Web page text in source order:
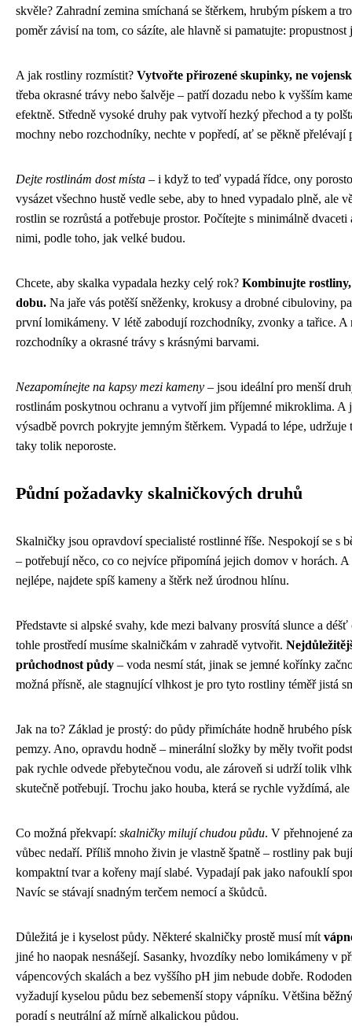
skvěle? Zahradní zemina smíchaná se štěrkem, hrubým pískem a
poměr závisí na tom, co sázíte, ale hlavně si pamatujte:
A jak rostliny rozmístit? Vytvořte přirozené skupinky, ne
třeba okrasné trávy nebo šalvěje – patří dozadu nebo k vyšším
efektně. Středně vysoké druhy pak vytvoří hezký přechod a ty
mochny nebo rozchodníky, nechte v popředí, ať se pěkně přelévají
Dejte rostlinám dost místa – i když to teď vypadá řídce, ony
vysázet všechno hustě vedle sebe, aby to hned vypadalo plně, ale
rostlin se rozrůstá a potřebuje prostor. Počítejte s minimálně
nimi, podle toho, jak velké budou.
Chcete, aby skalka vypadala hezky celý rok? Kombinujte
dobu. Na jaře vás potěší sněženky, krokusy a drobné cibuloviny,
první lomikámeny. V létě zabodují rozchodníky, zvonky a tařice. A
rozchodníky a okrasné trávy s krásnými barvami.
Nezapomínejte na kapsy mezi kameny – jsou ideální pro menší
rostlinám poskytnou ochranu a vytvoří jim příjemné mikroklima. A
výsadbě povrch pokryjte jemným štěrkem. Vypadá to lépe, udržuje
taky tolik neporoste.
Půdní požadavky skalničkových druhů
Skalničky jsou opravdoví specialisté rostlinné říše. Nespokojí se s
– potřebují něco, co co nejvíce připomíná jejich domov v horách. A
nejlépe, najdete spíš kameny a štěrk než úrodnou hlínu.
Představte si alpské svahy, kde mezi balvany prosvítá slunce a
tohle prostředí musíme skalničkám v zahradě vytvořit.
průchodnost půdy – voda nesmí stát, jinak se jemné kořínky
možná přísně, ale stagnující vlhkost je pro tyto rostliny téměř jistá
Jak na to? Základ je prostý: do půdy přimícháte hodně hrubého
pemzy. Ano, opravdu hodně – minerální složky by měly tvořit
pak rychle odvede přebytečnou vodu, ale zároveň si udrží tolik
skutečně potřebují. Trochu jako houba, která se rychle vyždímá,
Co možná překvapí: skalničky milují chudou půdu. V přehnojené
vůbec nedaří. Příliš mnoho živin je vlastně špatně – rostliny pak
kompaktní tvar a kořeny mají slabé. Vypadají pak jako nafouklí
Navíc se stávají snadným terčem nemocí a škůdců.
Důležitá je i kyselost půdy. Některé skalničky prostě musí mít
jiné ho naopak nesnášejí. Sasanky, hvozdíky nebo lomikámeny v
vápencových skalách a bez vyššího pH jim nebude dobře.
vyžadují kyselou půdu bez sebemenší stopy vápníku. Většina
poradí s neutrální až mírně alkalickou půdou.